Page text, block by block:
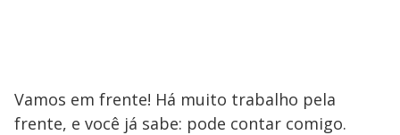
Vamos em frente! Há muito trabalho pela
frente, e você já sabe: pode contar comigo.